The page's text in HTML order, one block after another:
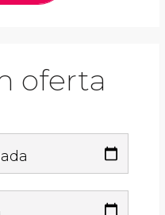
oferta